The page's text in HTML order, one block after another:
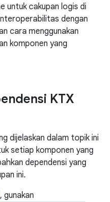
untuk cakupan logis di
dengan
cara menggunakan
komponen yang
KTX
dijelaskan dalam topik ini
setiap komponen yang
dependensi yang
ini.
, gunakan